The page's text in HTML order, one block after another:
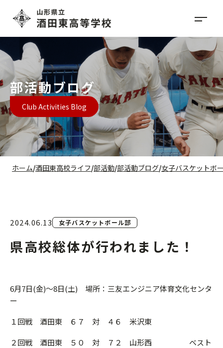
部活動ブログ
Club Activities Blog
ホーム 酒田東高校ライフ 部活動 部活動ブログ 女子バスケットボ
2024.06.13 女子バスケットボール部
県高校総体が行われました！
6月7日(金)～8日(土) 場所：三友エンジニア体育文化センタ
ー
１回戦 酒田東 ６７ 対 ４６ 米沢東
２回戦 酒田東 ５０ 対 ７２ 山形西 ベスト